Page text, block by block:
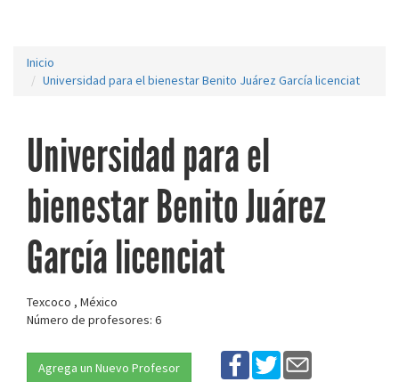
Inicio
Universidad para el bienestar Benito Juárez García licenciat
Universidad para el
bienestar Benito Juárez
García licenciat
Texcoco , México
Número de profesores: 6
Agrega un Nuevo Profesor